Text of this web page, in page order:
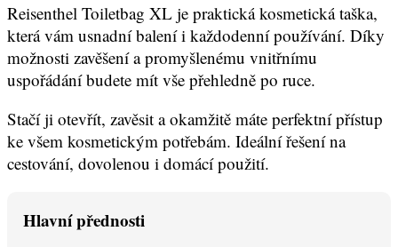
Reisenthel Toiletbag XL je praktická kosmetická taška,
která vám usnadní balení i každodenní používání. Díky
možnosti zavěšení a promyšlenému vnitřnímu
uspořádání budete mít vše přehledně po ruce.
Stačí ji otevřít, zavěsit a okamžitě máte perfektní přístup
ke všem kosmetickým potřebám. Ideální řešení na
cestování, dovolenou i domácí použití.
Hlavní přednosti